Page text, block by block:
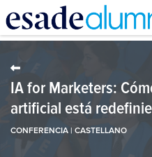
Pasar
contenido
principal
IA for Marketers:
artificial está
CONFERENCIA | CASTELLANO